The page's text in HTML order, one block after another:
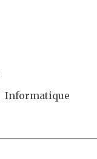
Informatique